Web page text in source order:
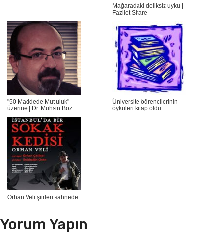
Mağaradaki deliksiz uyku |
Fazilet Sitare
"50 Maddede Mutluluk"
üzerine | Dr. Muhsin Boz
Üniversite öğrencilerinin
öyküleri kitap oldu
Orhan Veli şiirleri sahnede
Yorum Yapın